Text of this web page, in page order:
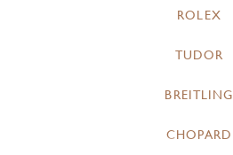
ROLEX
TUDOR
BREITLING
CHOPARD